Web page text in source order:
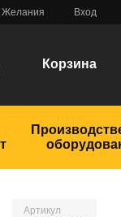
Желания Вход
Корзина
Артикул